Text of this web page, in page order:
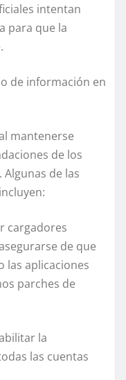
intentan
para que la
de información en
mantenerse
de los
de las
cargadores
de que
las aplicaciones
parches de
la
las cuentas